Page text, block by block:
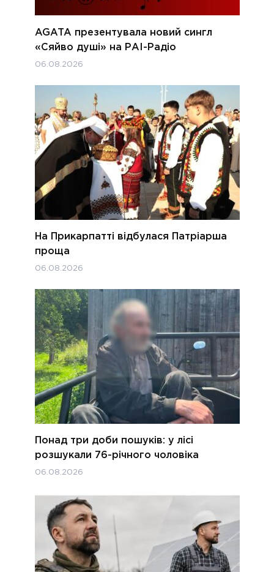
AGATA презентувала новий сингл
«Сяйво душі» на РАІ-Радіо
06.08.2026
На Прикарпатті відбулася Патріарша
проща
06.08.2026
Понад три доби пошуків: у лісі
розшукали 76-річного чоловіка
06.08.2026